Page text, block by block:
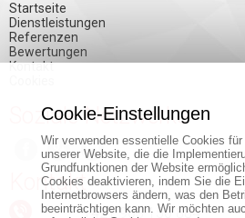
Startseite
Dienstleistungen
Referenzen
Bewertungen
Kontakt
Soziale Netzwerke
Kontakt
+421 903 150 884
Cookie-Einstellungen
Wir verwenden essentielle Cookies
unserer Website, die die
Grundfunktionen der Website
Cookies deaktivieren, indem Sie die
Internetbrowsers ändern, was den
beeinträchtigen kann. Wir möchten